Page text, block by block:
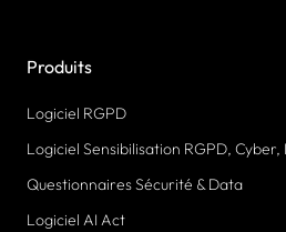
Produits
Logiciel RGPD
Logiciel Sensibilisation RGPD, Cyber,
Questionnaires Sécurité & Data
Logiciel AI Act